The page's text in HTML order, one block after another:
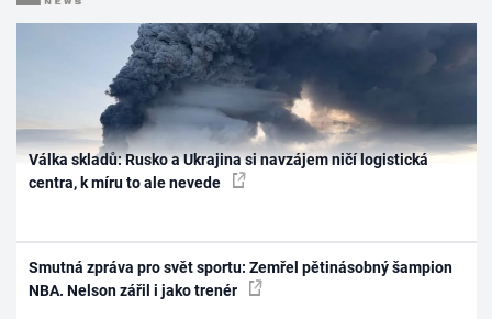
Válka skladů: Rusko a Ukrajina si navzájem ničí logistická
centra, k míru to ale nevede
Smutná zpráva pro svět sportu: Zemřel pětinásobný šampion
NBA. Nelson zářil i jako trenér